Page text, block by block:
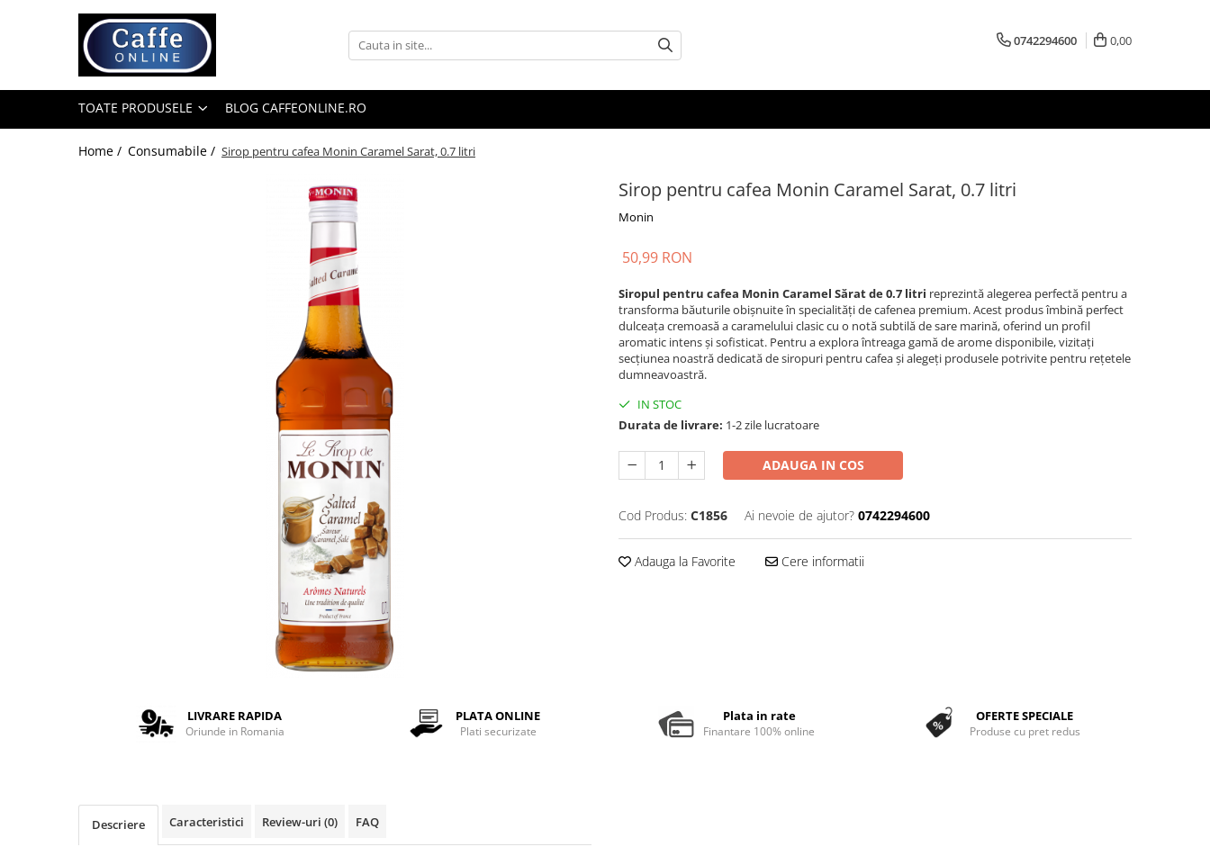
Toate Produsele
Capsule Cafea
Pliculete Zahar si Miere
Stabilizatoare tensiune
0742294600 0,00
TOATE PRODUSELE BLOG CAFFEONLINE.RO
Home / Consumabile / Sirop pentru cafea Monin Caramel Sarat, 0.7 litri
Sirop pentru cafea Monin Caramel Sarat, 0.7 litri
Monin
50,99 RON
Siropul pentru cafea Monin Caramel Sărat de 0.7 litri reprezintă alegerea perfectă pentru a
transforma băuturile obișnuite în specialități de cafenea premium. Acest produs îmbină perfect
dulceața cremoasă a caramelului clasic cu o notă subtilă de sare marină, oferind un profil
aromatic intens și sofisticat. Pentru a explora întreaga gamă de arome disponibile, vizitați
secțiunea noastră dedicată de siropuri pentru cafeași alegeți produsele potrivite pentru rețetele
dumneavoastră.
IN STOC
Durata de livrare: 1-2 zile lucratoare
ADAUGA IN COS
Cod Produs: C1856 Ai nevoie de ajutor? 0742294600
Adauga la Favorite Cere informatii
LIVRARE RAPIDA
Oriunde in Romania
PLATA ONLINE
Plati securizate
Plata in rate
Finantare 100% online
OFERTE SPECIALE
Produse cu pret redus
Descriere Caracteristici Review-uri (0) FAQ